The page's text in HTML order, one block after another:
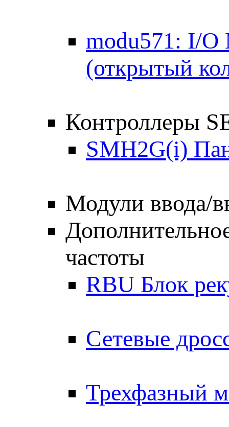
modu571: I/
(открытый
Контроллеры
SMH2G(i)
Модули ввода/
частоты
RBU Блок
Сетевые
Трехфазный